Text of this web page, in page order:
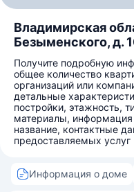
Владимирская
Безыменского, д.
Получите подробную
общее количество
организаций или
детальные
постройки, этажность,
материалы,
название, контактные
предоставляемых услуг
Информация о доме